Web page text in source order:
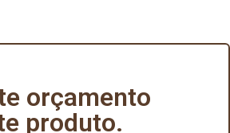
orçamento
produto.